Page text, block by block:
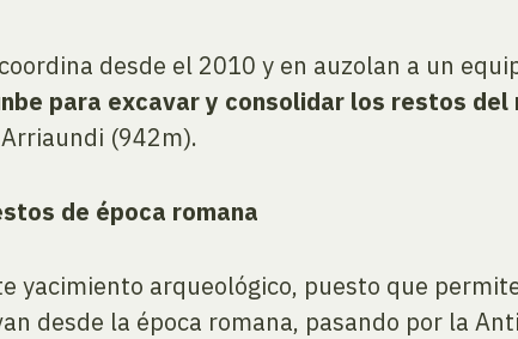
desde el 2010 y en auzolan a un
para excavar y consolidar los restos
(942m).
de época romana
yacimiento arqueológico, puesto que
desde la época romana, pasando por la